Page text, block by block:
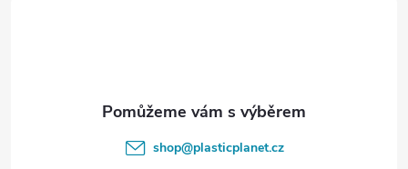
shop@plasticplanet.cz